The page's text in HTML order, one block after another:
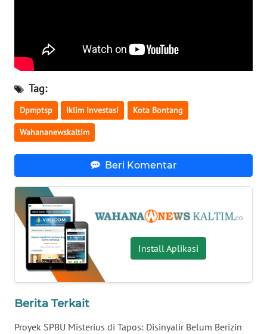
Tag:
Dpmptsp Iklim Investasi Kota Bontang
Wahananewskaltim
Beri Komentar
Install Aplikasi
Berita Terkait
Proyek SPBU Misterius di Tapos: Disinyalir Belum Berizin
WN
JOGJA
WN
JATIM
WN
KALBAR
WN
KALTENG
KALTARA